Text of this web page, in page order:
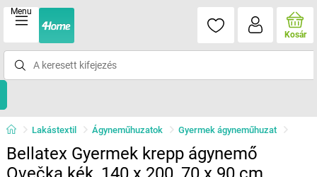
Menu
Kosár
Lakástextil Ágyneműhuzatok Gyermek ágyneműhuzat
Bellatex Gyermek krepp ágynemő